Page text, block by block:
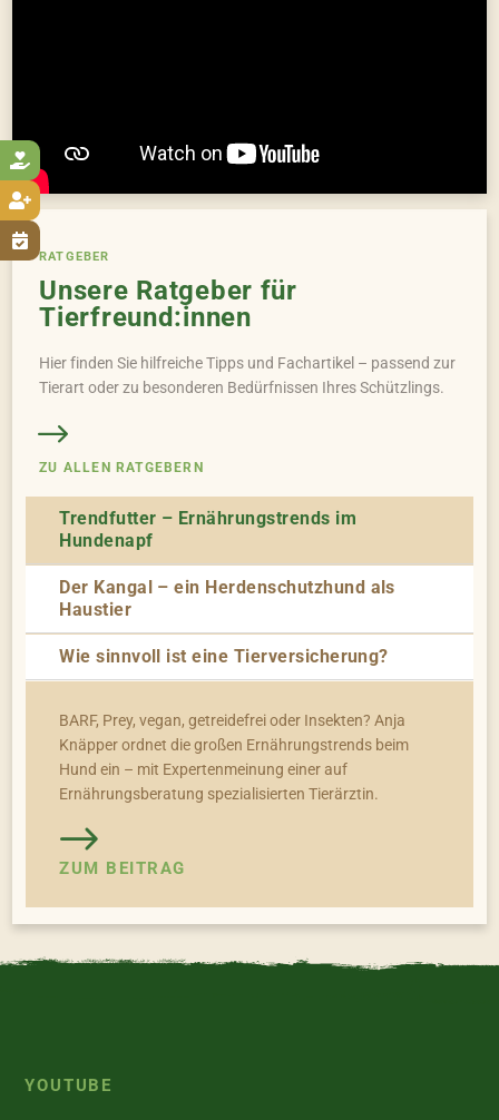



RATGEBER
Unsere Ratgeber für
Tierfreund:innen
Hier finden Sie hilfreiche Tipps und Fachartikel – passend zur
Tierart oder zu besonderen Bedürfnissen Ihres Schützlings.
ZU ALLEN RATGEBERN
Trendfutter – Ernährungstrends im
Hundenapf
Der Kangal – ein Herdenschutzhund als
Haustier
Wie sinnvoll ist eine Tierversicherung?
BARF, Prey, vegan, getreidefrei oder Insekten? Anja
Knäpper ordnet die großen Ernährungstrends beim
Hund ein – mit Expertenmeinung einer auf
Ernährungsberatung spezialisierten Tierärztin.
ZUM BEITRAG
YOUTUBE